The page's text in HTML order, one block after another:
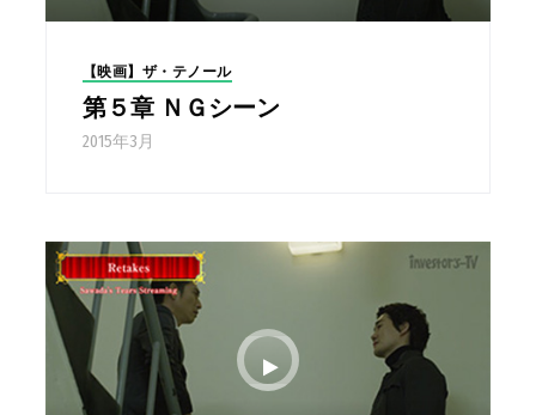
【映画】ザ・テノール
第５章 ＮＧシーン
2015年3月